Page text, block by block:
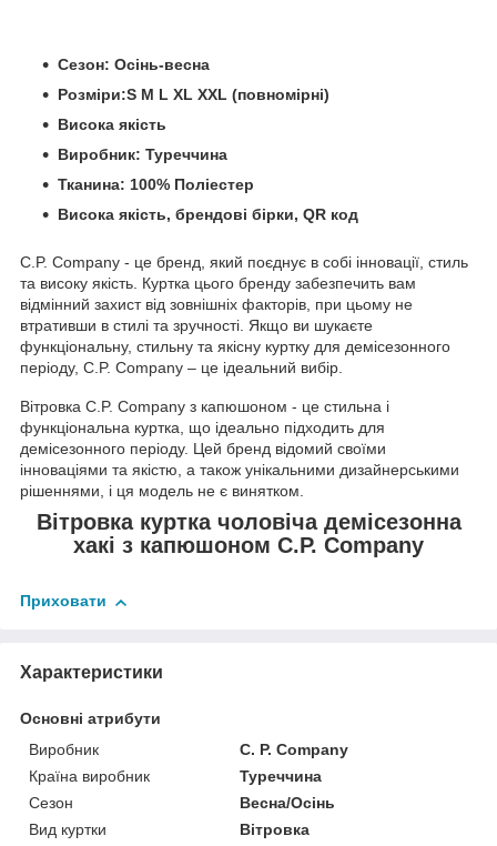
Вітровка куртка чоловіча демісезонна
хакі з капюшоном C.P. Company
Вітровка C.P. Company з капюшоном - це стильна і
функціональна куртка, що ідеально підходить для
демісезонного періоду. Цей бренд відомий своїми
інноваціями та якістю, а також унікальними дизайнерськими
рішеннями, і ця модель не є винятком.
C.P. Company - це бренд, який поєднує в собі інновації, стиль
та високу якість. Куртка цього бренду забезпечить вам
відмінний захист від зовнішніх факторів, при цьому не
втративши в стилі та зручності. Якщо ви шукаєте
функціональну, стильну та якісну куртку для демісезонного
періоду, C.P. Company – це ідеальний вибір.
Сезон: Осінь-весна
Розміри:S M L XL XXL (повномірні)
Висока якість
Виробник: Туреччина
Тканина: 100% Поліестер
Висока якість, брендові бірки, QR код
Приховати
Характеристики
Основні атрибути
Виробник
C. P. Company
Країна виробник
Туреччина
Сезон
Весна/Осінь
Вид куртки
Вітровка